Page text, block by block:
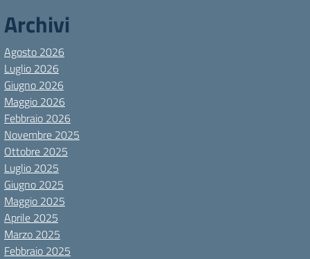
Archivi
Agosto 2026
Luglio 2026
Giugno 2026
Maggio 2026
Febbraio 2026
Novembre 2025
Ottobre 2025
Luglio 2025
Giugno 2025
Maggio 2025
Aprile 2025
Marzo 2025
Febbraio 2025